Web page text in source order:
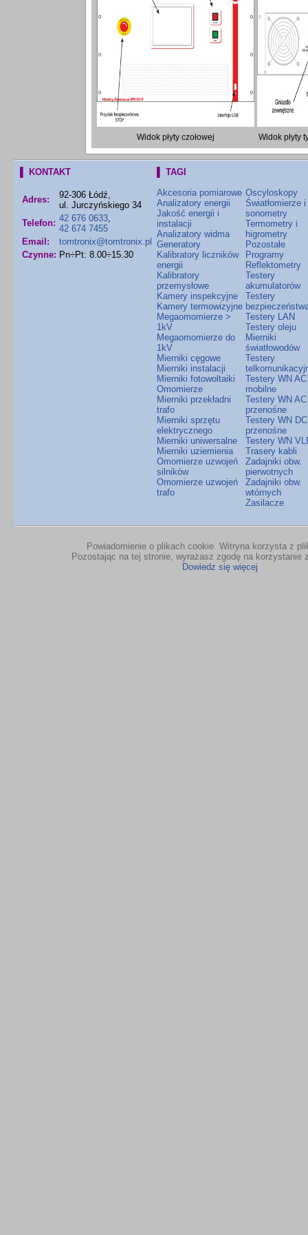
Widok płyty czołowej Widok płyty
▌ KONTAKT
Adres:
92-306 Łódź,
ul. Jurczyńskiego 34
Telefon: 42 676 0633,
42 674 7455
Email:
tomtronix@tomtronix.pl
Czynne: Pn÷Pt: 8.00÷15.30
▌ TAGI
Akcesoria pomiarowe
Analizatory energii
Jakość energii i
instalacji
Analizatory widma
Generatory
Kalibratory liczników
energii
Kalibratory
przemysłowe
Kamery inspekcyjne
Kamery termowizyjne
Megaomomierze >
1kV
Megaomomierze do
1kV
Mierniki cęgowe
Mierniki instalacji
Mierniki fotowoltaiki
Omomierze
Mierniki przekładni
trafo
Mierniki sprzętu
elektrycznego
Mierniki uniwersalne
Mierniki uziemienia
Omomierze uzwojeń
silników
Omomierze uzwojeń
trafo
Oscyloskopy
Światłomierze i
sonometry
Termometry i
higrometry
Pozostałe
Programy
Reflektometry
Testery
akumulatorów
Testery
Testery LAN
Testery oleju
Mierniki
światłowodów
Testery
Testery WN AC
mobilne
Testery WN AC
przenośne
Testery WN DC
przenośne
Testery WN
Trasery kabli
Zadajniki obw.
pierwotnych
Zadajniki obw.
wtórnych
Zasilacze
Powiadomienie o plikach cookie. Witryna korzysta z
Pozostając na tej stronie, wyrażasz zgodę na korzystanie
Dowiedz się więcej